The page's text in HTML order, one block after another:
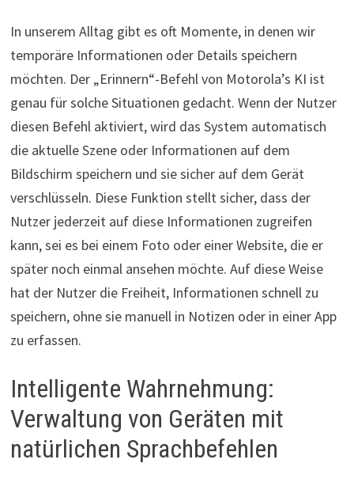
In unserem Alltag gibt es oft Momente, in denen wir
temporäre Informationen oder Details speichern
möchten. Der „Erinnern“-Befehl von Motorola’s KI ist
genau für solche Situationen gedacht. Wenn der Nutzer
diesen Befehl aktiviert, wird das System automatisch
die aktuelle Szene oder Informationen auf dem
Bildschirm speichern und sie sicher auf dem Gerät
verschlüsseln. Diese Funktion stellt sicher, dass der
Nutzer jederzeit auf diese Informationen zugreifen
kann, sei es bei einem Foto oder einer Website, die er
später noch einmal ansehen möchte. Auf diese Weise
hat der Nutzer die Freiheit, Informationen schnell zu
speichern, ohne sie manuell in Notizen oder in einer App
zu erfassen.
Intelligente Wahrnehmung:
Verwaltung von Geräten mit
natürlichen Sprachbefehlen